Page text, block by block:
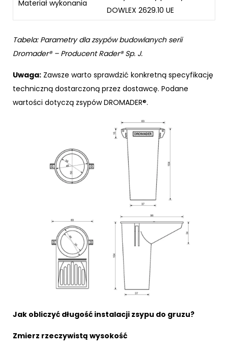
Materiał wykonania
DOWLEX 2629.10 UE
Tabela: Parametry dla zsypów budowlanych serii
Dromader® – Producent Rader® Sp. J.
Uwaga: Zawsze warto sprawdzić konkretną specyfikację
techniczną dostarczoną przez dostawcę. Podane
wartości dotyczą zsypów DROMADER®.
Jak obliczyć długość instalacji zsypu do gruzu?
Zmierz rzeczywistą wysokość